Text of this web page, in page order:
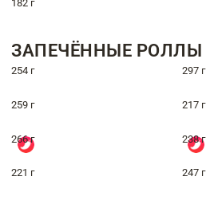
182 г
ЗАПЕЧЁННЫЕ РОЛЛЫ
254 г 297 г
259 г 217 г
266 г 238 г
221 г 247 г